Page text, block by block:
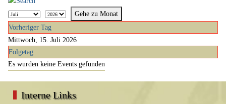
Gehe zu Monat
Vorheriger Tag
Mittwoch, 15. Juli 2026
Folgetag
Es wurden keine Events gefunden
Interne Links